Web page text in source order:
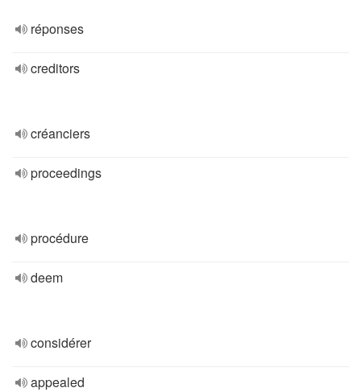
réponses
creditors
créanciers
proceedings
procédure
deem
considérer
appealed